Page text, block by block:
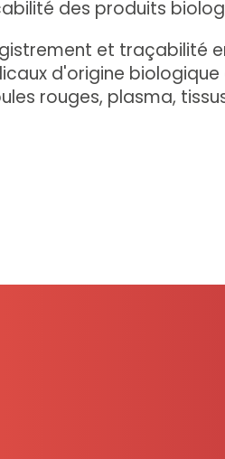
des produits
et traçabilité
d'origine biologique
rouges, plasma,